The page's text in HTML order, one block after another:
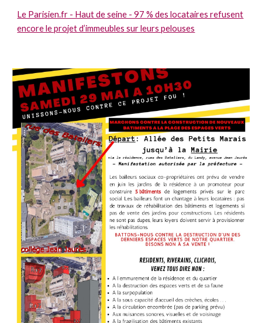
Le Parisien.fr - Haut de seine - 97 % des locataires refusent
encore le projet d’immeubles sur leurs pelouses